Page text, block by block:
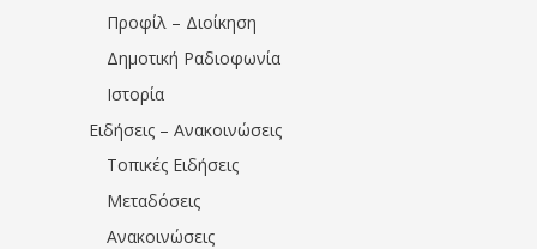
Προφίλ – Διοίκηση
Δημοτική Ραδιοφωνία
Ιστορία
Ειδήσεις – Ανακοινώσεις
Τοπικές Ειδήσεις
Μεταδόσεις
Ανακοινώσεις